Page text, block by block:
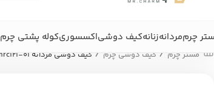
چرممردانهزنانهکیف دوشیاکسسوریکوله پشتی چرم
مستر چرم / کیف دوشی چرم / کیف دوشی مردانه mrc121-01